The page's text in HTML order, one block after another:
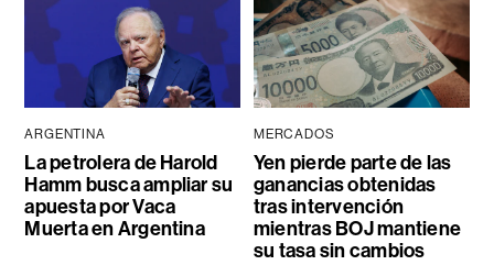
ARGENTINA
La petrolera de Harold
Hamm busca ampliar su
apuesta por Vaca
Muerta en Argentina
MERCADOS
Yen pierde parte de las
ganancias obtenidas
tras intervención
mientras BOJ mantiene
su tasa sin cambios